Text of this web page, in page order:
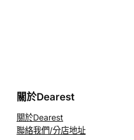
關於Dearest
關於Dearest
聯絡我們/分店地址